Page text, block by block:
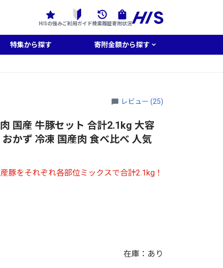
HISの強みご利用ガイド検索履歴寄附状況
特集から探す 寄附金額から探す
レビュー (25)
国産 牛豚セット 合計2.1kg 大容
かず 冷凍 国産肉 食べ比べ 人気
豚をそれぞれ各部位ミックスで合計2.1kg！
在庫：あり